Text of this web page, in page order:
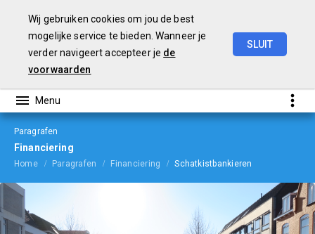
Wij gebruiken cookies om jou de best
mogelijke service te bieden. Wanneer je
verder navigeert accepteer je de
voorwaarden
SLUIT
Paragrafen
Financiering
Home Paragrafen Financiering Schatkistbankieren